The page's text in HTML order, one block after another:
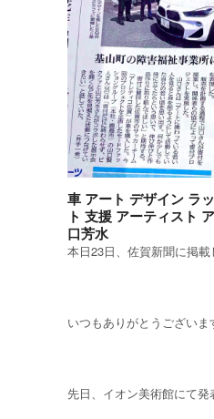
車 アート デザイン ラ
ト 支援 アーティスト
口芳水
本日23日、佐賀新聞に掲載
いつもありがとうございま
先日、イオン美術館にて発